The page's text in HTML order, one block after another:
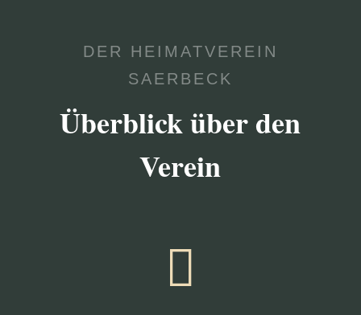
DER HEIMATVEREIN
SAERBECK
Überblick über den
Verein
